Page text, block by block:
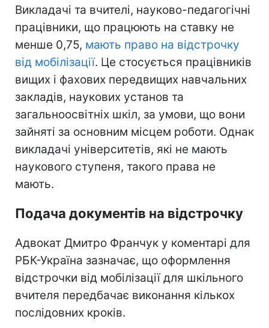
Викладачі та вчителі, науково-педагогічні
працівники, що працюють на ставку не
менше 0,75, мають право на відстрочку
від мобілізації. Це стосується працівників
вищих і фахових передвищих навчальних
закладів, наукових установ та
загальноосвітніх шкіл, за умови, що вони
зайняті за основним місцем роботи. Однак
викладачі університетів, які не мають
наукового ступеня, такого права не
мають.
Подача документів на відстрочку
Адвокат Дмитро Франчук у коментарі для
РБК-Україна зазначає, що оформлення
відстрочки від мобілізації для шкільного
вчителя передбачає виконання кількох
послідовних кроків.